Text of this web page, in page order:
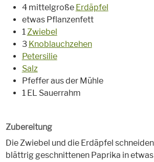
4 mittelgroße Erdäpfel
etwas Pflanzenfett
1Zwiebel
3 Knoblauchzehen
Petersilie
Salz
Pfeffer aus der Mühle
1 EL Sauerrahm
Zubereitung
Die Zwiebel und die Erdäpfel
blättrig geschnittenen Paprika in